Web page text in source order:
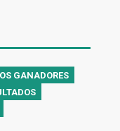
GANADORES